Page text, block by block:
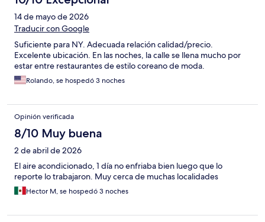
14 de mayo de 2026
Traducir con Google
Suficiente para NY. Adecuada relación calidad/precio.
Excelente ubicación. En las noches, la calle se llena mucho por
estar entre restaurantes de estilo coreano de moda.
Rolando, se hospedó 3 noches
Opinión verificada
8/10 Muy buena
2 de abril de 2026
El aire acondicionado, 1 día no enfriaba bien luego que lo
reporte lo trabajaron. Muy cerca de muchas localidades
Hector M, se hospedó 3 noches